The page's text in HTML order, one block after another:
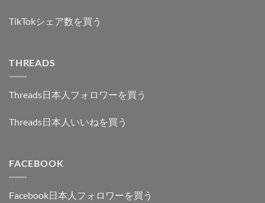
TikTokシェア数を買う
THREADS
Threads日本人フォロワーを買う
Threads日本人いいねを買う
FACEBOOK
Facebook日本人フォロワーを買う